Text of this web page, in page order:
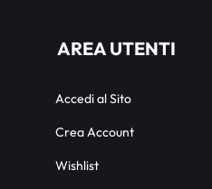
AREA UTENTI
Accedi al Sito
Crea Account
Wishlist